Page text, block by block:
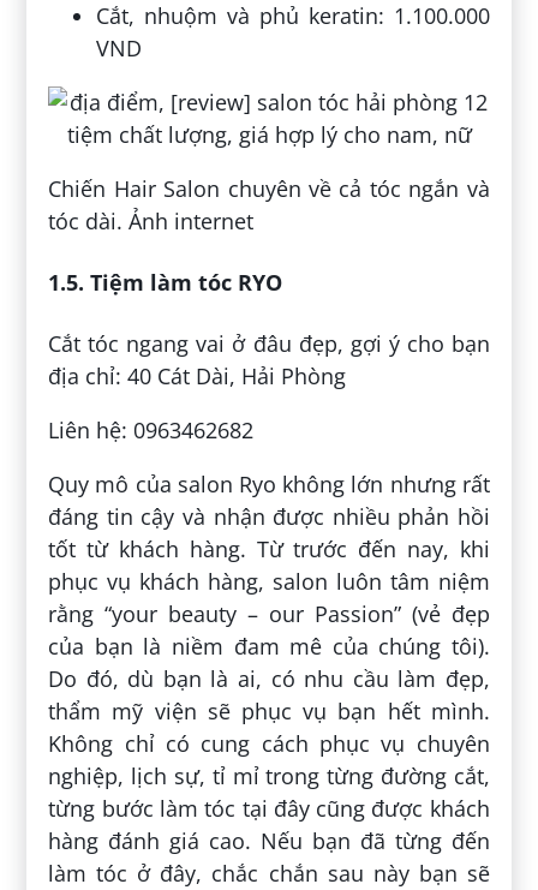
Cắt, nhuộm và phủ keratin: 1.100.000
VND
Chiến Hair Salon chuyên về cả tóc ngắn và
tóc dài. Ảnh internet
1.5. Tiệm làm tóc RYO
Cắt tóc ngang vai ở đâu đẹp, gợi ý cho bạn
địa chỉ: 40 Cát Dài, Hải Phòng
Liên hệ: 0963462682
Quy mô của salon Ryo không lớn nhưng rất
đáng tin cậy và nhận được nhiều phản hồi
tốt từ khách hàng. Từ trước đến nay, khi
phục vụ khách hàng, salon luôn tâm niệm
rằng “your beauty – our Passion” (vẻ đẹp
của bạn là niềm đam mê của chúng tôi).
Do đó, dù bạn là ai, có nhu cầu làm đẹp,
thẩm mỹ viện sẽ phục vụ bạn hết mình.
Không chỉ có cung cách phục vụ chuyên
nghiệp, lịch sự, tỉ mỉ trong từng đường cắt,
từng bước làm tóc tại đây cũng được khách
hàng đánh giá cao. Nếu bạn đã từng đến
làm tóc ở đây, chắc chắn sau này bạn sẽ